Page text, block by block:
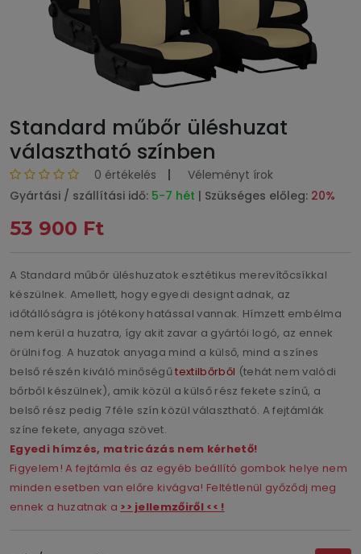
Standard műbőr üléshuzat
választható színben
0 értékelés
Véleményt írok
Gyártási / szállítási idő: 5-7 hét | Szükséges előleg: 20%
53 900 Ft
A Standard műbőr üléshuzatok esztétikus merevítőcsíkkal
készülnek. Amellett, hogy egyedi designt adnak, az
időtállóságra is jótékony hatással vannak. Hímzett embélma
nem kerül a huzatra, így akit zavar a gyártói logó, az ennek
örülni fog. A huzatok anyaga mind a külső, mind a színes
belső részén kiváló minőségűtextilbőrből (tehát nem valódi
bőrből készülnek), amik közül a külső rész fekete színű, a
belső rész pedig 7 féle szín közül választható. A fejtámlák
színe fekete, anyaga szövet.
Egyedi hímzés, matricázás nem kérhető!
Figyelem! A fejtámla és az egyéb beállító gombok helye nem
minden esetben van előre kivágva! Feltétlenül győződj meg
ennek a huzatnak a >> jellemzőiről << !